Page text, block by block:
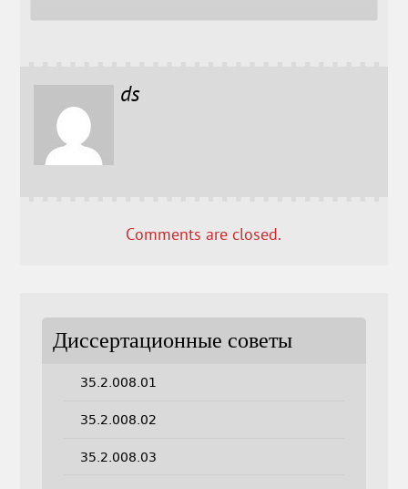
ds
Comments are closed.
Диссертационные советы
35.2.008.01
35.2.008.02
35.2.008.03